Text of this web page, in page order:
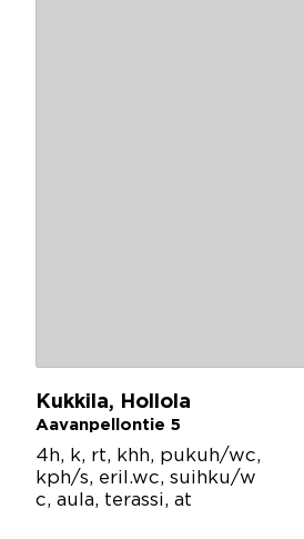
Kukkila, Hollola
Aavanpellontie 5
4h, k, rt, khh, pukuh/wc,
kph/s, eril.wc, suihku/w
c, aula, terassi, at